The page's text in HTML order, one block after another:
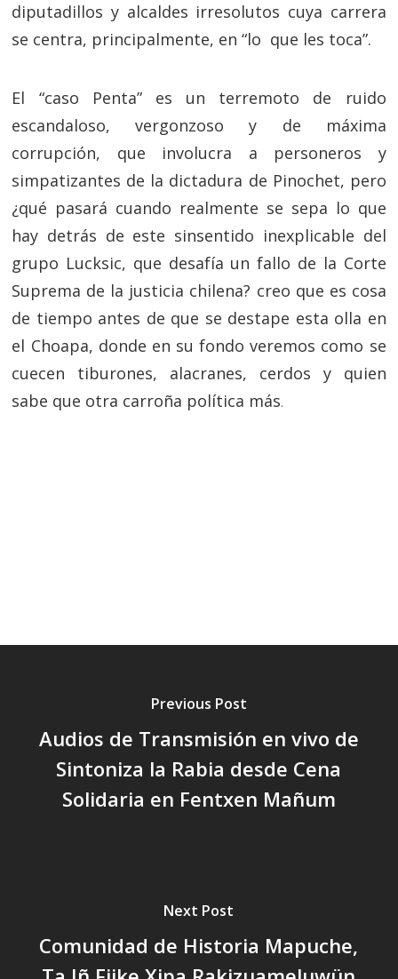
diputadillos y alcaldes irresolutos cuya carrera
se centra, principalmente, en “lo que les toca”.
El “caso Penta” es un terremoto de ruido
escandaloso, vergonzoso y de máxima
corrupción, que involucra a personeros y
simpatizantes de la dictadura de Pinochet, pero
¿qué pasará cuando realmente se sepa lo que
hay detrás de este sinsentido inexplicable del
grupo Lucksic, que desafía un fallo de la Corte
Suprema de la justicia chilena? creo que es cosa
de tiempo antes de que se destape esta olla en
el Choapa, donde en su fondo veremos como se
cuecen tiburones, alacranes, cerdos y quien
sabe que otra carroña política más.
Previous Post
Audios de Transmisión en vivo de
Sintoniza la Rabia desde Cena
Solidaria en Fentxen Mañum
Next Post
Comunidad de Historia Mapuche,